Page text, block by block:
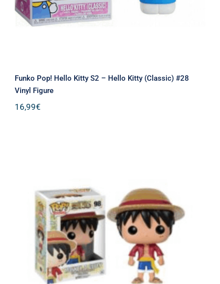
Funko Pop! Hello Kitty S2 – Hello Kitty (Classic) #28
Vinyl Figure
16,99€
Funko Pop! Animation: One Piece –
Monkey. D. Luffy #98 Vinyl Figure